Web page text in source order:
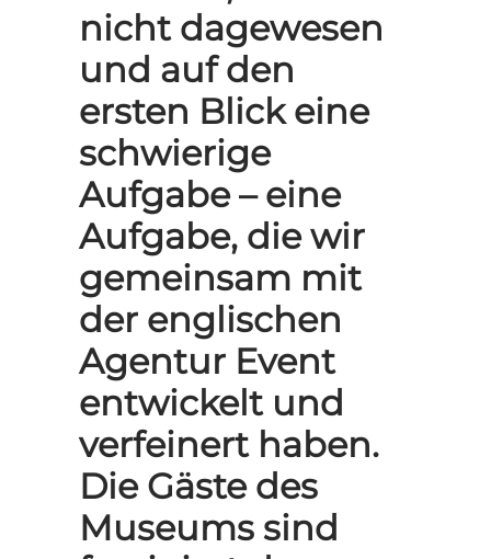
nicht dagewesen
und auf den
ersten Blick eine
schwierige
Aufgabe – eine
Aufgabe, die wir
gemeinsam mit
der englischen
Agentur Event
entwickelt und
verfeinert haben.
Die Gäste des
Museums sind